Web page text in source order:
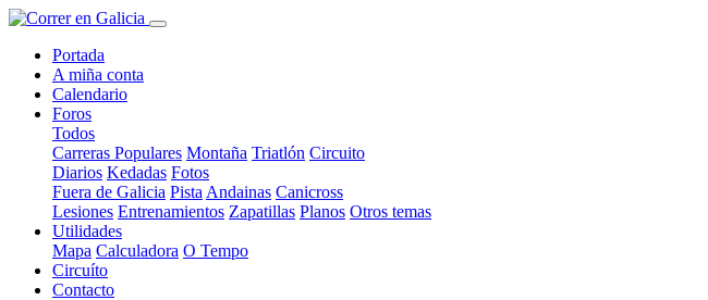
Portada
A miña conta
Calendario
Foros
Todos
Carreras Populares Montaña Triatlón Circuito
Diarios Kedadas Fotos
Fuera de Galicia Pista Andainas Canicross
Lesiones Entrenamientos Zapatillas Planos Otros temas
Utilidades
Mapa Calculadora O Tempo
Circuíto
Contacto